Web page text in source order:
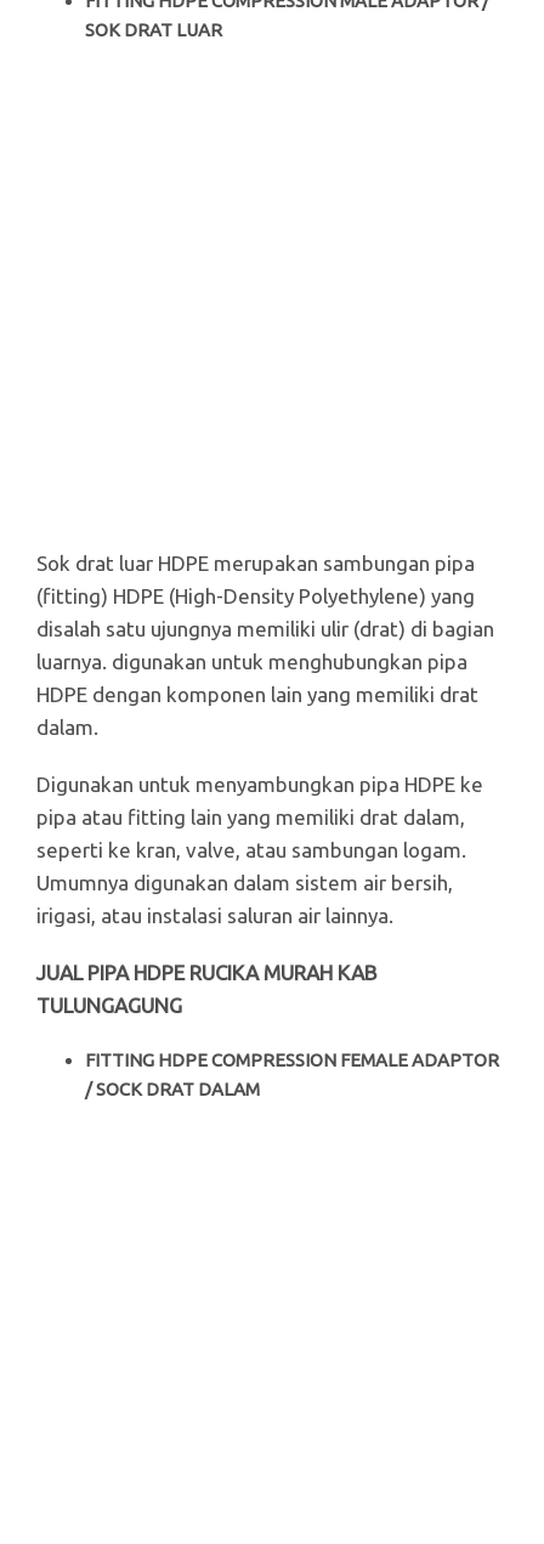
SOK DRAT LUAR
Sok drat luar HDPE merupakan sambungan pipa
(fitting) HDPE (High-Density Polyethylene) yang
disalah satu ujungnya memiliki ulir (drat) di bagian
luarnya. digunakan untuk menghubungkan pipa
HDPE dengan komponen lain yang memiliki drat
dalam.
Digunakan untuk menyambungkan pipa HDPE ke
pipa atau fitting lain yang memiliki drat dalam,
seperti ke kran, valve, atau sambungan logam.
Umumnya digunakan dalam sistem air bersih,
irigasi, atau instalasi saluran air lainnya.
JUAL PIPA HDPE RUCIKA MURAH KAB
TULUNGAGUNG
FITTING HDPE COMPRESSION FEMALE ADAPTOR
/ SOCK DRAT DALAM